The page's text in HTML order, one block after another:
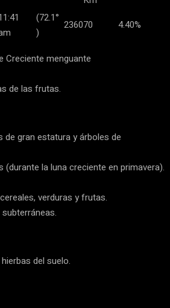
(72.1°
)
236070 4.40%
Creciente menguante
de las frutas.
de gran estatura y árboles de
la luna creciente en primavera).
verduras y frutas.
del suelo.